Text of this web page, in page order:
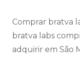
Comprar bratva
bratva labs
adquirir em São